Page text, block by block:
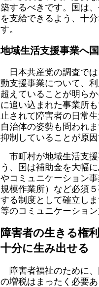
築するべきです。国は
を支給できるよう、十
す。
地域生活支援事業へ
日本共産党の調査で
動支援事業について、
超えていることが明ら
に追い込まれた事業所
止されて障害者の日常
自治体の姿勢も問われ
抑制していることが原
市町村が地域生活支
う、国は補助金を大幅
やコミュニケーション
規模作業所）など必須
する制度として確立し
等のコミュニケーショ
障害者の生きる権
十分に生み出せる
障害者福祉のために
の増税はまったく必要